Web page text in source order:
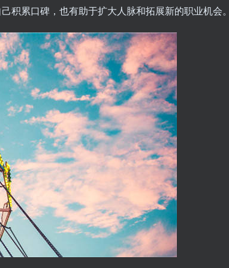
积累口碑，也有助于扩大人脉和拓展新的职业机会